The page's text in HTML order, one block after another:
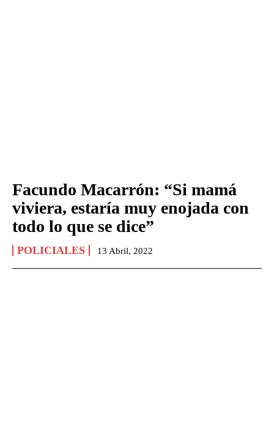
Facundo Macarrón: “Si mamá
viviera, estaría muy enojada con
todo lo que se dice”
POLICIALES 13 Abril, 2022